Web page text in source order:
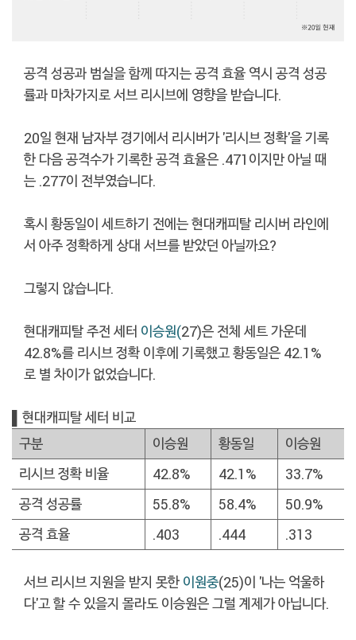
공격 성공과 범실을 함께 따지는 공격 효율 역시 공격 성공
률과 마차가지로 서브 리시브에 영향을 받습니다.
20일 현재 남자부 경기에서 리시버가 '리시브 정확'을 기록
한 다음 공격수가 기록한 공격 효율은 .471이지만 아닐 때
는 .277이 전부였습니다.
혹시 황동일이 세트하기 전에는 현대캐피탈 리시버 라인에
서 아주 정확하게 상대 서브를 받았던 아닐까요?
그렇지 않습니다.
현대캐피탈 주전 세터 이승원(27)은 전체 세트 가운데
42.8%를 리시브 정확 이후에 기록했고 황동일은 42.1%
로 별 차이가 없었습니다.
▌현대캐피탈 세터 비교
구분
이승원 황동일
이승원
리시브 정확 비율
42.8% 42.1%
33.7%
공격 성공률
55.8% 58.4%
50.9%
공격 효율
.403 .444 .313
서브 리시브 지원을 받지 못한 이원중(25)이 '나는 억울하
다'고 할 수 있을지 몰라도 이승원은 그럴 계제가 아닙니다.